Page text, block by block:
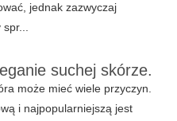
jednak zazwyczaj
suchej skórze.
może mieć wiele przyczyn.
i najpopularniejszą jest